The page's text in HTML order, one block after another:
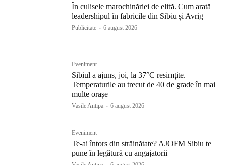
În culisele marochinăriei de elită. Cum arată
leadershipul în fabricile din Sibiu și Avrig
Publicitate - 6 august 2026
Eveniment
Sibiul a ajuns, joi, la 37°C resimțite.
Temperaturile au trecut de 40 de grade în mai
multe orașe
Vasile Antipa - 6 august 2026
Eveniment
Te-ai întors din străinătate? AJOFM Sibiu te
pune în legătură cu angajatorii